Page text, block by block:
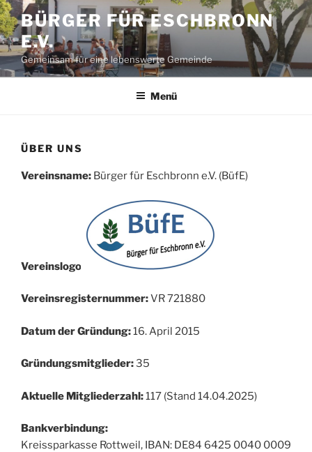
Zum
Inhalt
springen
BÜRGER FÜR ESCHBRONN
E.V.
Gemeinsam für eine lebenswerte Gemeinde
Menü
ÜBER UNS
Vereinsname: Bürger für Eschbronn e.V. (BüfE)
Vereinslogo:
Vereinsregisternummer:VR 721880
Datum der Gründung:16. April 2015
Gründungsmitglieder:35
Aktuelle Mitgliederzahl:117 (Stand 14.04.2025)
Bankverbindung:
Kreissparkasse Rottweil, IBAN: DE84 6425 0040 0009